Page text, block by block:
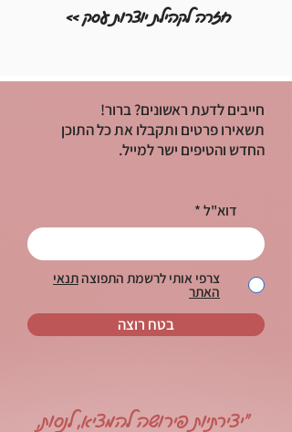
<< חזרה לקהילת יוצרות עסק
חייבים לדעת ראשונים? ברור!
תשאירו פרטים ותקבלו את כל התוכן
החדש והטיפים ישר למייל.
דוא"ל
צרפי אותי לרשמת התפוצהתנאי
האתר
בטח רוצה
"יצירתיות פירושה להמציא, לנסות,